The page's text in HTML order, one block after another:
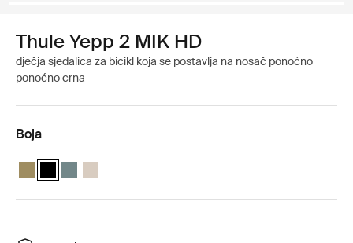
Thule Yepp 2 MIK HD
dječja sjedalica za bicikl koja se postavlja na nosač ponoćno
ponoćno crna
Boja
Thule Yepp 2 MIK HD Nutria zelena
Thule Yepp 2 MIK HD Ponoćno crna (selected)
Thule Yepp 2 MIK HD Srednje plava
Thule Yepp 2 MIK HD Meki pijesak siva